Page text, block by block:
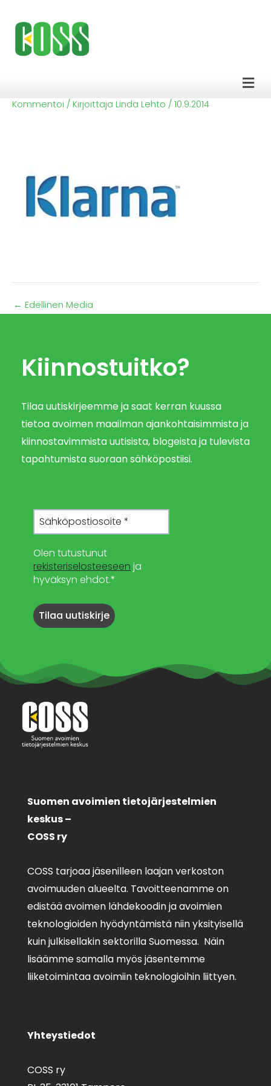
sisältöön
Kommentoi / Kirjoittaja Linda Lehto / 10.9.2014
← Edellinen Media
Kiinnostuitko?
Tilaa uutiskirjeemme ja saat kerran kuussa
tietoa avoimen maailman ajankohtaisimmista ja
kiinnostavimmista uutisista, blogeista ja tulevista
tapahtumista suoraan sähköpostiisi.
Olen tutustunut
rekisteriselosteeseen ja
hyväksyn ehdot.*
Suomen avoimien tietojärjestelmien
keskus –
COSS ry
COSS tarjoaa jäsenilleen laajan verkoston
avoimuuden alueelta. Tavoitteenamme on
edistää avoimen lähdekoodin ja avoimien
teknologioiden hyödyntämistä niin yksityisellä
kuin julkisellakin sektorilla Suomessa. Näin
lisäämme samalla myös jäsentemme
liiketoimintaa avoimiin teknologioihin liittyen.
Yhteystiedot
COSS ry